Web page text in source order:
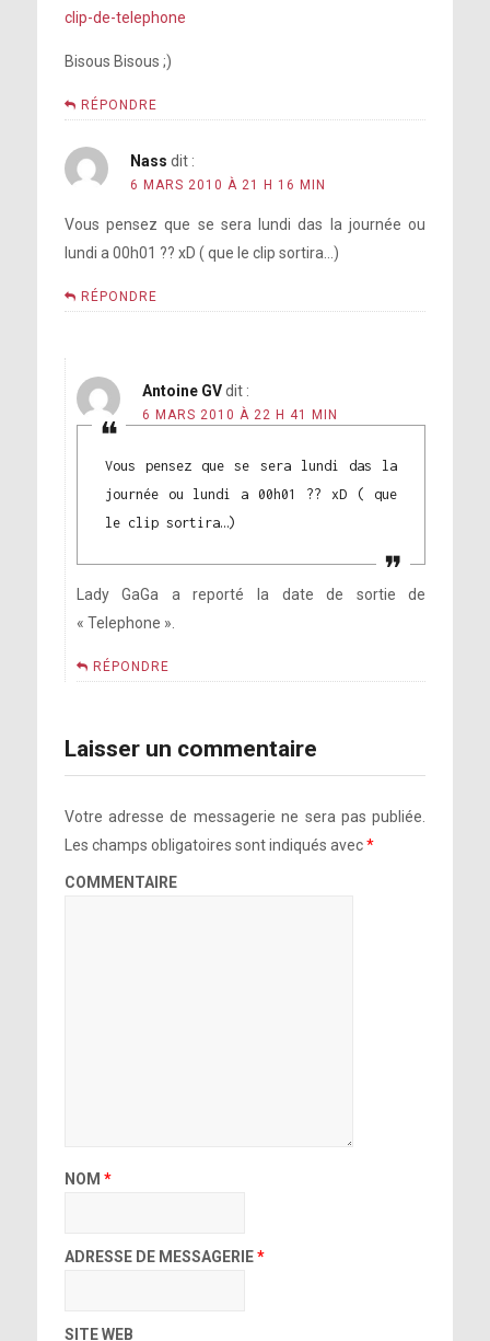
clip-de-telephone
Bisous Bisous ;)
RÉPONDRE
Nass dit :
6 MARS 2010 À 21 H 16 MIN
Vous pensez que se sera lundi das la journée ou
lundi a 00h01 ?? xD ( que le clip sortira…)
RÉPONDRE
Antoine GV dit :
6 MARS 2010 À 22 H 41 MIN
Vous pensez que se sera lundi das la
journée ou lundi a 00h01 ?? xD ( que
le clip sortira…)
Lady GaGa a reporté la date de sortie de
« Telephone ».
RÉPONDRE
Laisser un commentaire
Votre adresse de messagerie ne sera pas publiée.
Les champs obligatoires sont indiqués avec*
COMMENTAIRE
NOM *
ADRESSE DE MESSAGERIE*
SITE WEB